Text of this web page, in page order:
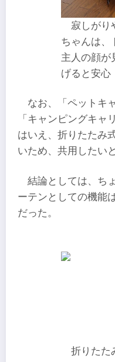
寂しがり
ちゃんは、
主人の顔が
げると安心
なお、「ペットキ
「キャンピングキャ
はいえ、折りたたみ
いため、共用したい
結論としては、ち
ーテンとしての機能
だった。
折りたた